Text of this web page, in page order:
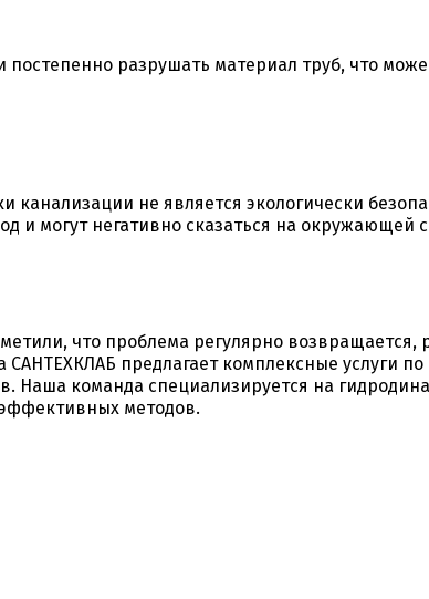
разрушать материал труб, что
канализации не является экологически
и могут негативно сказаться на окружающей
что проблема регулярно возвращается,
предлагает комплексные услуги по
Наша команда специализируется на
методов.